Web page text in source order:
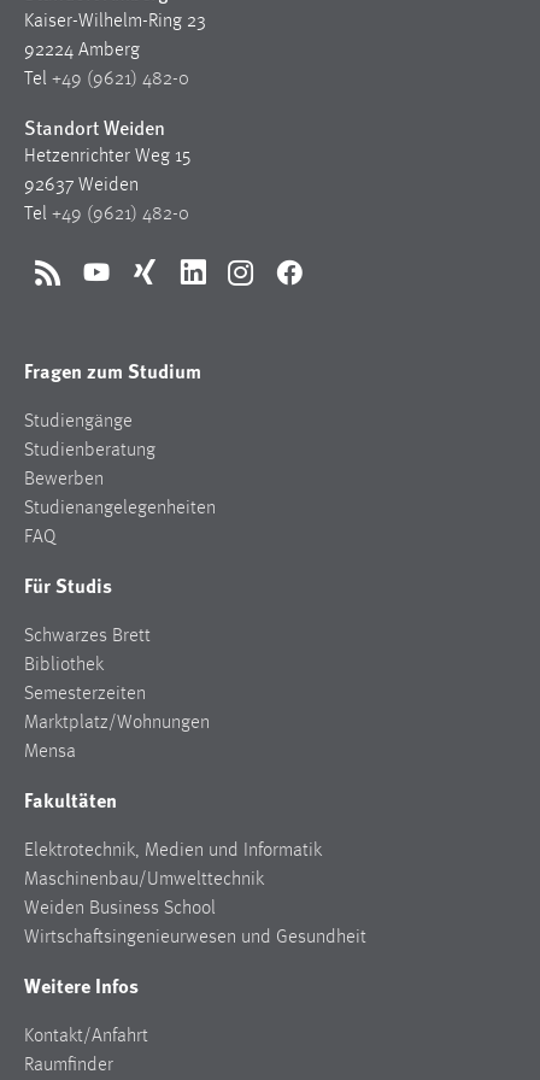
Kaiser-Wilhelm-Ring 23
92224 Amberg
Tel +49 (9621) 482-0
Standort Weiden
Hetzenrichter Weg 15
92637 Weiden
Tel +49 (9621) 482-0
RSS YouTubeXing LinkedInInstagramFacebook
Fragen zum Studium
Studiengänge
Studienberatung
Bewerben
Studienangelegenheiten
FAQ
Für Studis
Schwarzes Brett
Bibliothek
Semesterzeiten
Marktplatz/Wohnungen
Mensa
Fakultäten
Elektrotechnik, Medien und Informatik
Maschinenbau/Umwelttechnik
Weiden Business School
Wirtschaftsingenieurwesen und Gesundheit
Weitere Infos
Kontakt/Anfahrt
Raumfinder
1 Jahr
Performance
Name:
staticfilecache
Zweck:
gespeichert, ob man eingeloggt ist.
Name:
Zweck:
Das Cookie speichert die gewählte Sprache der Website.
Cookie Laufzeit:
Name:
MibewSessionID, MIBEW_UserID, mibew_locale, mibew-
chat-frame-style-5e9dbeb1811c0446
MibewSessionID, mibew-chat-frame-style-
5e9dbeb1811c0446 = Sitzungslaufzeit, mibew_locale = 3
Jahre, MIBEW_UserID = 1 Jahr
Login
Name:
fe_user, be_user, be_lastLoginProvider